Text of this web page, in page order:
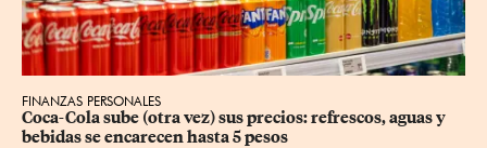
FINANZAS PERSONALES
Coca-Cola sube (otra vez) sus precios: refrescos, aguas y
bebidas se encarecen hasta 5 pesos